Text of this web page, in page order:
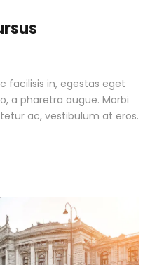
facilisis in, egestas eget
a pharetra augue. Morbi
ac, vestibulum at eros.